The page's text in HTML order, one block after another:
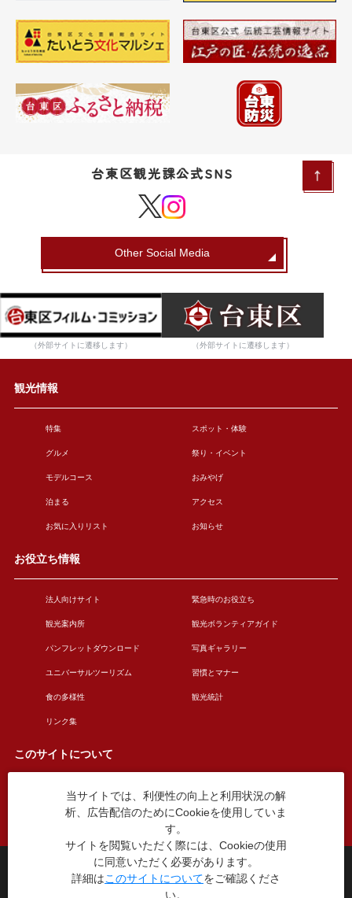
台東区観光課公式SNS
Other Social Media
（外部サイトに遷移します） （外部サイトに遷移します）
観光情報
特集 スポット・体験
グルメ 祭り・イベント
モデルコース おみやげ
泊まる アクセス
お気に入りリスト お知らせ
お役立ち情報
法人向けサイト 緊急時のお役立ち
観光案内所 観光ボランティアガイド
パンフレットダウンロード 写真ギャラリー
ユニバーサルツーリズム 習慣とマナー
食の多様性 観光統計
リンク集
このサイトについて
このサイトについて 広告掲載について
お問い合わせ
台東区役所観光課
〒110-8615 東京都台東区東上野4丁目5番6号
TEL：03-5246-1151
当サイトでは、利便性の向上と利用状況の解
析、広告配信のためにCookieを使用していま
す。
サイトを閲覧いただく際には、Cookieの使用
に同意いただく必要があります。
詳細はこのサイトについてをご確認くださ
い。